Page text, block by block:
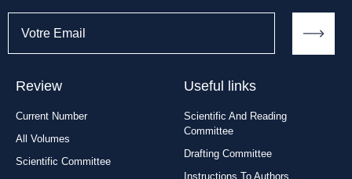
Review
Current Number
All Volumes
Scientific Committee
Useful links
Scientific And Reading
Committee
Drafting Committee
Instructions To Authors